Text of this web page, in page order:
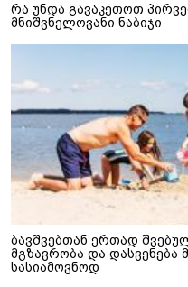
რა უნდა გავაკეთოთ
მნიშვნელოვანი ნაბიჯი
ბავშვებთან ერთად
მგზავრობა და დასვენება
სასიამოვნოდ